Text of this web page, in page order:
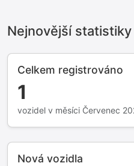
Nejnovější
Celkem registrováno
1
vozidel v měsíci Červenec
Nová vozidla